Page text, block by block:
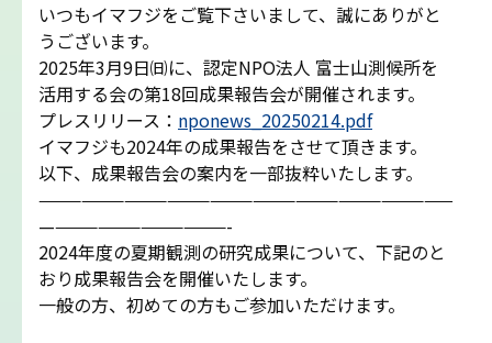
須走ルート
吉田ルート
富士山まめ知識
観天望気(かんてんぼうき)
雷の危険性
いつもイマフジをご覧下さいまして、誠にありがと
うございます。
2025年3月9日㈰に、認定NPO法人 富士山測候所を
活用する会の第18回成果報告会が開催されます。
プレスリリース： nponews_20250214.pdf
イマフジも2024年の成果報告をさせて頂きます。
以下、成果報告会の案内を一部抜粋いたします。
—————————————————————————————
—————————————-
2024年度の夏期観測の研究成果について、下記のと
おり成果報告会を開催いたします。
一般の方、初めての方もご参加いただけます。